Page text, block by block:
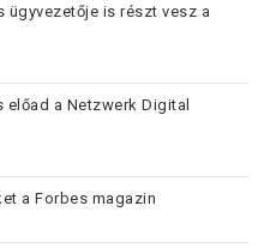
ügyvezetője is részt vesz a
előad a Netzwerk Digital
a Forbes magazin